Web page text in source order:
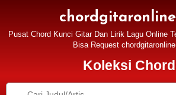
Pusat Chord Kunci Gitar Dan Lirik Lagu Online
Bisa Request
Koleksi